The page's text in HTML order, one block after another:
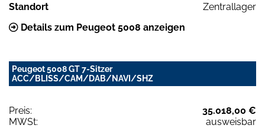
Standort
Zentrallager
Details zum Peugeot 5008 anzeigen
Peugeot 5008 GT 7-Sitzer
ACC/BLISS/CAM/DAB/NAVI/SHZ
Preis:
35.018,00 €
MWSt:
ausweisbar